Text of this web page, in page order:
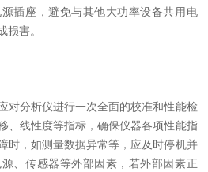
插座，避免与其他大功率设备共用电
损害。
对分析仪进行一次全面的校准和性能检
、线性度等指标，确保仪器各项性能指
时，如测量数据异常等，应及时停机并
、传感器等外部因素，若外部因素正